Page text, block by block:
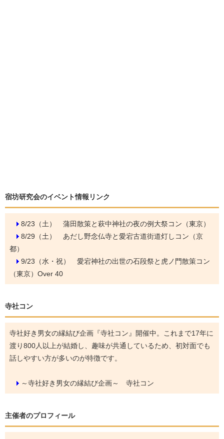
宿坊研究会のイベント情報リンク
8/23（土） 蒲田散策と萩中神社の夜の例大祭コン（東京）
8/29（土） あだし野念仏寺と愛宕古道街道灯しコン（京
都）
9/23（水・祝） 愛宕神社の出世の石段祭と虎ノ門散策コン
（東京）Over 40
寺社コン
寺社好き男女の縁結び企画『寺社コン』開催中。これまで17年に
渡り800人以上が結婚し、趣味が共通しているため、初対面でも
話しやすい方が多いのが特徴です。
～寺社好き男女の縁結び企画～ 寺社コン
主催者のプロフィール